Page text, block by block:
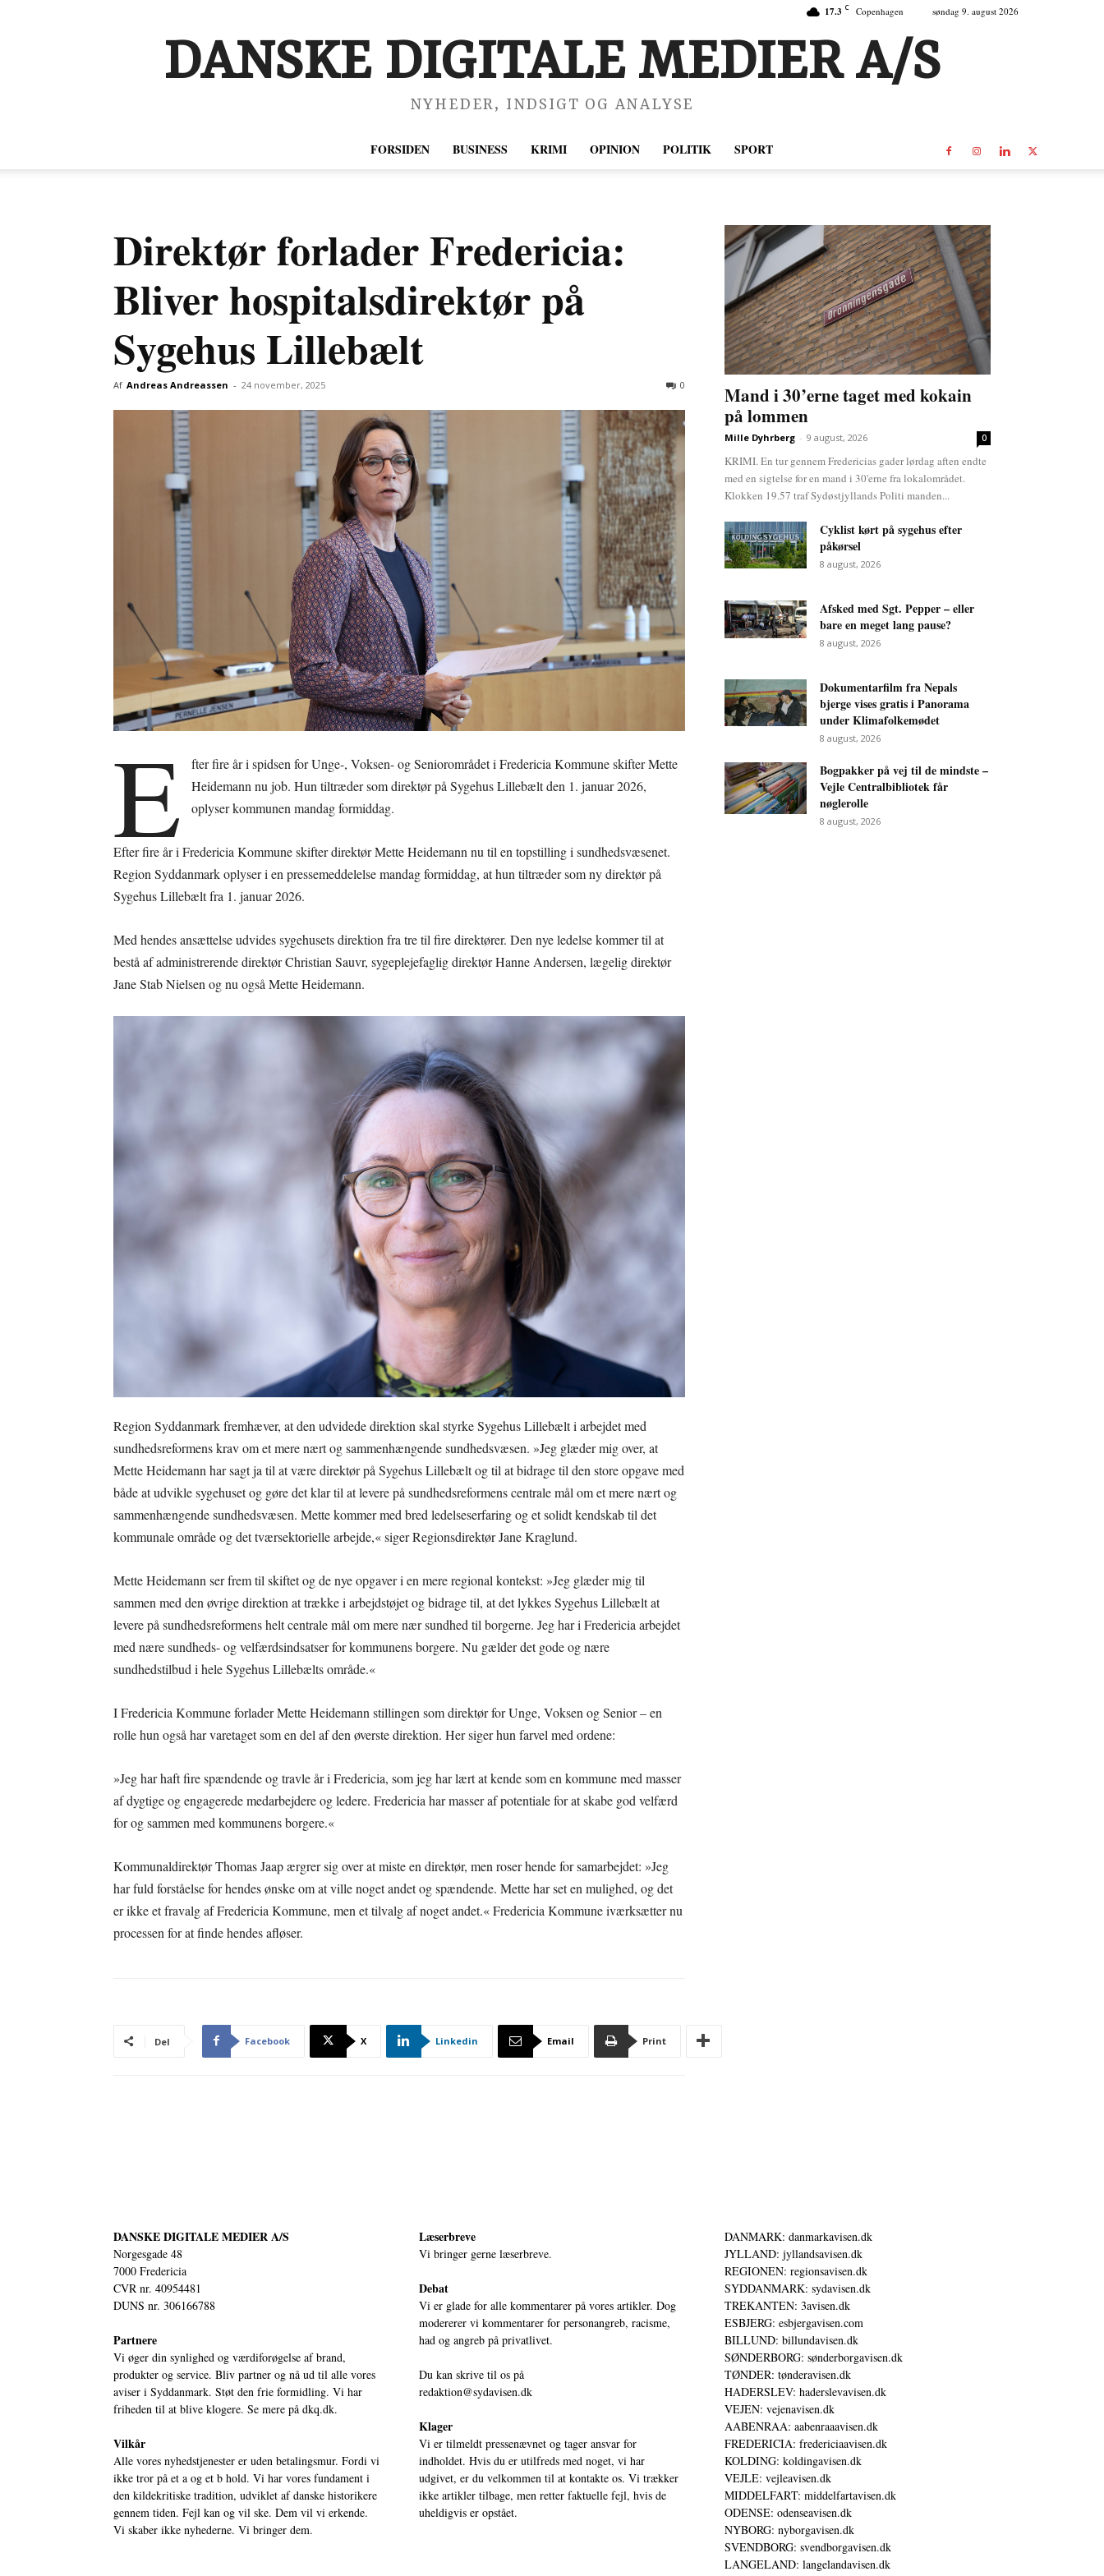
17.3 C Copenhagen søndag 9. august 2026
DANSKE DIGITALE MEDIER A/S
NYHEDER, INDSIGT OG ANALYSE
FORSIDEN BUSINESS KRIMI OPINION POLITIK SPORT
Direktør forlader Fredericia:
Bliver hospitalsdirektør på
Sygehus Lillebælt
Af Andreas Andreassen - 24 november, 2025 0
E
fter fire år i spidsen for Unge-, Voksen- og Seniorområdet i Fredericia Kommune skifter Mette
Heidemann nu job. Hun tiltræder som direktør på Sygehus Lillebælt den 1. januar 2026,
oplyser kommunen mandag formiddag.
Efter fire år i Fredericia Kommune skifter direktør Mette Heidemann nu til en topstilling i sundhedsvæsenet.
Region Syddanmark oplyser i en pressemeddelelse mandag formiddag, at hun tiltræder som ny direktør på
Sygehus Lillebælt fra 1. januar 2026.
Med hendes ansættelse udvides sygehusets direktion fra tre til fire direktører. Den nye ledelse kommer til at
bestå af administrerende direktør Christian Sauvr, sygeplejefaglig direktør Hanne Andersen, lægelig direktør
Jane Stab Nielsen og nu også Mette Heidemann.
Region Syddanmark fremhæver, at den udvidede direktion skal styrke Sygehus Lillebælt i arbejdet med
sundhedsreformens krav om et mere nært og sammenhængende sundhedsvæsen. »Jeg glæder mig over, at
Mette Heidemann har sagt ja til at være direktør på Sygehus Lillebælt og til at bidrage til den store opgave med
både at udvikle sygehuset og gøre det klar til at levere på sundhedsreformens centrale mål om et mere nært og
sammenhængende sundhedsvæsen. Mette kommer med bred ledelseserfaring og et solidt kendskab til det
kommunale område og det tværsektorielle arbejde,« siger Regionsdirektør Jane Kraglund.
Mette Heidemann ser frem til skiftet og de nye opgaver i en mere regional kontekst: »Jeg glæder mig til
sammen med den øvrige direktion at trække i arbejdstøjet og bidrage til, at det lykkes Sygehus Lillebælt at
levere på sundhedsreformens helt centrale mål om mere nær sundhed til borgerne. Jeg har i Fredericia arbejdet
med nære sundheds- og velfærdsindsatser for kommunens borgere. Nu gælder det gode og nære
sundhedstilbud i hele Sygehus Lillebælts område.«
I Fredericia Kommune forlader Mette Heidemann stillingen som direktør for Unge, Voksen og Senior – en
rolle hun også har varetaget som en del af den øverste direktion. Her siger hun farvel med ordene:
»Jeg har haft fire spændende og travle år i Fredericia, som jeg har lært at kende som en kommune med masser
af dygtige og engagerede medarbejdere og ledere. Fredericia har masser af potentiale for at skabe god velfærd
for og sammen med kommunens borgere.«
Kommunaldirektør Thomas Jaap ærgrer sig over at miste en direktør, men roser hende for samarbejdet: »Jeg
har fuld forståelse for hendes ønske om at ville noget andet og spændende. Mette har set en mulighed, og det
er ikke et fravalg af Fredericia Kommune, men et tilvalg af noget andet.« Fredericia Kommune iværksætter nu
processen for at finde hendes afløser.
Del Facebook X Linkedin Email Print
Mand i 30’erne taget med kokain
på lommen
Mille Dyhrberg - 9 august, 2026 0
KRIMI. En tur gennem Fredericias gader lørdag aften endte
med en sigtelse for en mand i 30'erne fra lokalområdet.
Klokken 19.57 traf Sydøstjyllands Politi manden...
Cyklist kørt på sygehus efter
påkørsel
8 august, 2026
Afsked med Sgt. Pepper – eller
bare en meget lang pause?
8 august, 2026
Dokumentarfilm fra Nepals
bjerge vises gratis i Panorama
under Klimafolkemødet
8 august, 2026
Bogpakker på vej til de mindste –
Vejle Centralbibliotek får
nøglerolle
8 august, 2026
DANSKE DIGITALE MEDIER A/S
Norgesgade 48
7000 Fredericia
CVR nr. 40954481
DUNS nr. 306166788
Partnere
Vi øger din synlighed og værdiforøgelse af brand,
produkter og service. Bliv partner og nå ud til alle vores
aviser i Syddanmark. Støt den frie formidling. Vi har
friheden til at blive klogere. Se mere på dkq.dk.
Vilkår
Alle vores nyhedstjenester er uden betalingsmur. Fordi vi
ikke tror på et a og et b hold. Vi har vores fundament i
den kildekritiske tradition, udviklet af danske historikere
gennem tiden. Fejl kan og vil ske. Dem vil vi erkende.
Vi skaber ikke nyhederne. Vi bringer dem.
Læserbreve
Vi bringer gerne læserbreve.
Debat
Vi er glade for alle kommentarer på vores artikler. Dog
modererer vi kommentarer for personangreb, racisme,
had og angreb på privatlivet.
Du kan skrive til os på
redaktion@sydavisen.dk
Klager
Vi er tilmeldt pressenævnet og tager ansvar for
indholdet. Hvis du er utilfreds med noget, vi har
udgivet, er du velkommen til at kontakte os. Vi trækker
ikke artikler tilbage, men retter faktuelle fejl, hvis de
uheldigvis er opstået.
DANMARK: danmarkavisen.dk
JYLLAND: jyllandsavisen.dk
REGIONEN: regionsavisen.dk
SYDDANMARK: sydavisen.dk
TREKANTEN: 3avisen.dk
ESBJERG: esbjergavisen.com
BILLUND: billundavisen.dk
SØNDERBORG: sønderborgavisen.dk
TØNDER: tønderavisen.dk
HADERSLEV: haderslevavisen.dk
VEJEN: vejenavisen.dk
AABENRAA: aabenraaavisen.dk
FREDERICIA: fredericiaavisen.dk
KOLDING: koldingavisen.dk
VEJLE: vejleavisen.dk
MIDDELFART: middelfartavisen.dk
ODENSE: odenseavisen.dk
NYBORG: nyborgavisen.dk
SVENDBORG: svendborgavisen.dk
LANGELAND: langelandavisen.dk